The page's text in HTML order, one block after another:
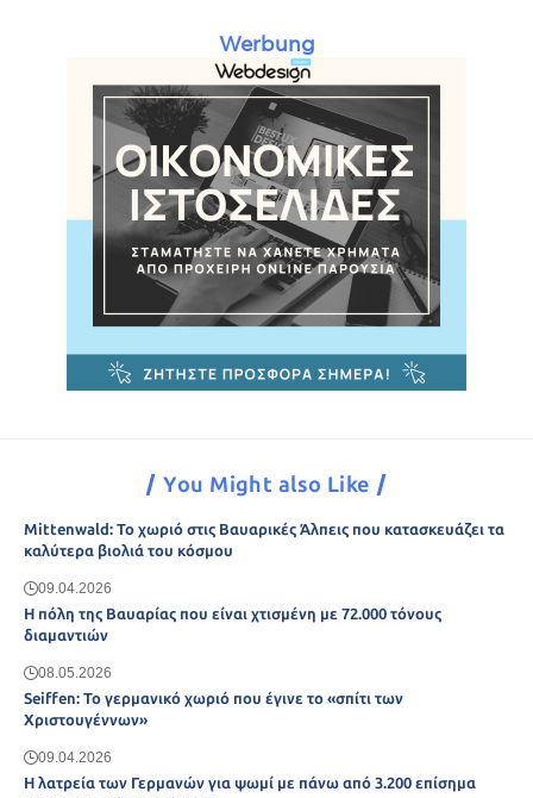
Werbung
You Might also Like
Mittenwald: Το χωριό στις Βαυαρικές Άλπεις που κατασκευάζει τα
καλύτερα βιολιά του κόσμου
09.04.2026
Η πόλη της Βαυαρίας που είναι χτισμένη με 72.000 τόνους
διαμαντιών
08.05.2026
Seiffen: Το γερμανικό χωριό που έγινε το «σπίτι των
Χριστουγέννων»
09.04.2026
Η λατρεία των Γερμανών για ψωμί με πάνω από 3.200 επίσημα